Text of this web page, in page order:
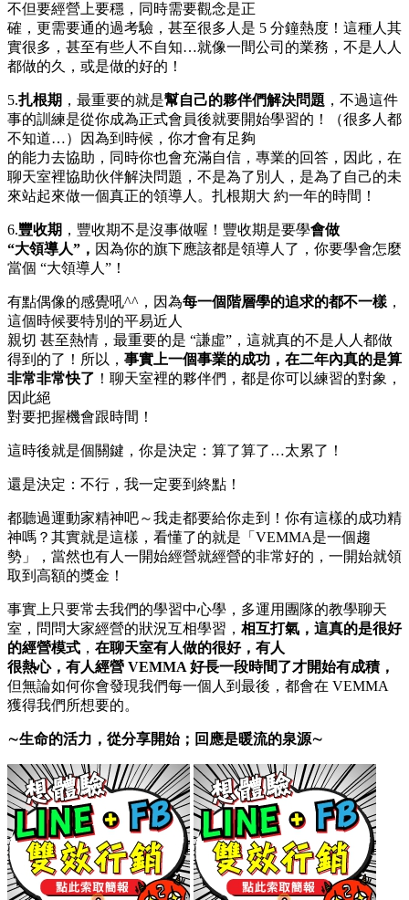
不但要經營上要穩，同時需要觀念是正
確，更需要通的過考驗，甚至很多人是 5 分鐘熱度！這種人其
實很多，甚至有些人不自知…就像一間公司的業務，不是人人
都做的久，或是做的好的！
5.扎根期 ，最重要的就是幫自己的夥伴們解決問題 ，不過這件
事的訓練是從你成為正式會員後就要開始學習的！（很多人都
不知道…）因為到時候，你才會有足夠
的能力去協助，同時你也會充滿自信，專業的回答，因此，在
聊天室裡協助伙伴解決問題，不是為了別人，是為了自己的未
來站起來做一個真正的領導人。扎根期大 約一年的時間！
6.豐收期 ，豐收期不是沒事做喔！豐收期是要學會做
“大領導人”， 因為你的旗下應該都是領導人了，你要學會怎麼
當個 “大領導人”！
有點偶像的感覺吼^^，因為每一個階層學的追求的都不一樣，
這個時候要特別的平易近人
親切 甚至熱情，最重要的是 “謙虛”，這就真的不是人人都做
得到的了！所以， 事實上一個事業的成功，在二年內真的是算
非常非常快了 ！聊天室裡的夥伴們，都是你可以練習的對象，
因此絕
對要把握機會跟時間！
這時後就是個關鍵，你是決定：算了算了…太累了！
還是決定：不行，我一定要到終點！
都聽過運動家精神吧～我走都要給你走到！你有這樣的成功精
神嗎？其實就是這樣，看懂了的就是「VEMMA是一個趨
勢」，當然也有人一開始經營就經營的非常好的，一開始就領
取到高額的獎金！
事實上只要常去我們的學習中心學，多運用團隊的教學聊天
室，問問大家經營的狀況互相學習， 相互打氣，這真的是很好
的經營模式 ， 在聊天室有人做的很好，有人
很熱心，有人經營 VEMMA 好長一段時間了才開始有成積，
但無論如何你會發現我們每一個人到最後，都會在 VEMMA
獲得我們所想要的。
∼生命的活力，從分享開始；回應是暖流的泉源∼